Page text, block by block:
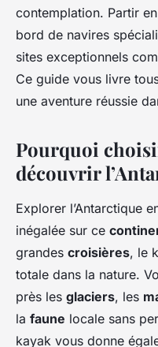
contemplation. Partir en
bord de navires
sites exceptionnels
Ce guide vous livre
une aventure réussie
Pourquoi
découvrir
Explorer l’Antarctique
inégalée sur ce
grandes croisières, le
totale dans la nature.
près les glaciers, les
la faune locale sans
kayak vous donne